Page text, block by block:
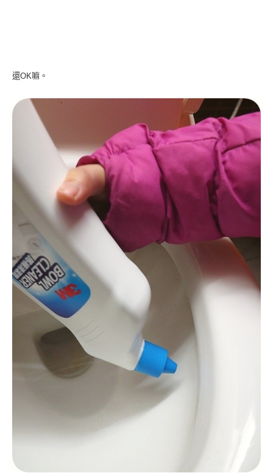
還OK嘛。